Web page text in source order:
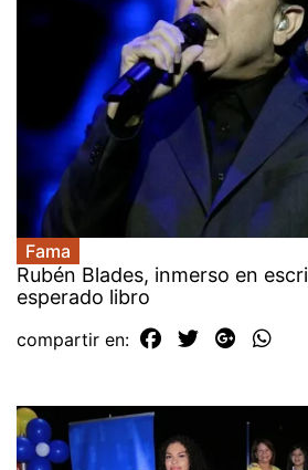
Fama
Rubén Blades, inmerso en
esperado libro
compartir en: